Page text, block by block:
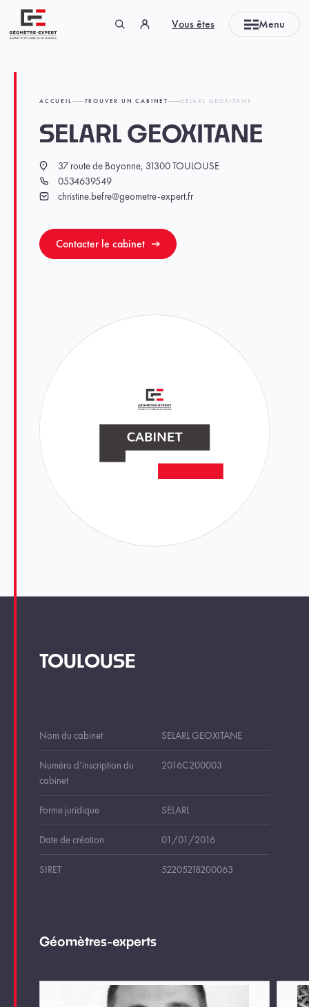
Vous êtes Menu
ACCUEIL TROUVER UN CABINET SELARL GEOXITANE
SELARL GEOXITANE
Localisation
37 route de Bayonne, 31300 TOULOUSE
Téléphone
0534639549
Emailchristine.befre@geometre-expert.fr
Contacter le cabinet
TOULOUSE
Nom du cabinet SELARL GEOXITANE
Numéro d’inscription du
cabinet
2016C200003
Forme juridique SELARL
Date de création 01/01/2016
SIRET 52205218200063
Géomètres-experts
Panneau de gestion des cookies